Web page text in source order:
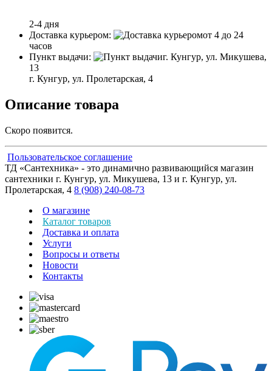
2-4 дня
Доставка курьером:
от 4 до 24
часов
Пункт выдачи:
г. Кунгур, ул. Микушева,
13
г. Кунгур, ул. Пролетарская, 4
Описание товара
Скоро появится.
Пользовательское соглашение
ТД «Сантехника» - это динамично развивающийся магазин
сантехники г. Кунгур, ул. Микушева, 13 и г. Кунгур, ул.
Пролетарская, 4 8 (908) 240-08-73
О магазине
Каталог товаров
Доставка и оплата
Услуги
Вопросы и ответы
Новости
Контакты